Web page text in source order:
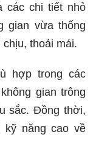
các chi tiết nhỏ
gian vừa thống
thoải mái.
hợp trong các
gian trông
sắc. Đồng thời,
kỹ năng cao về